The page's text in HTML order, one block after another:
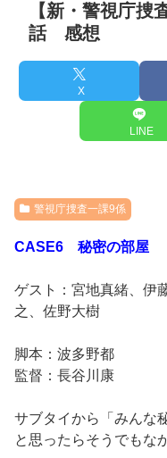
【新・警視庁
話 感想
X
LINE
警視庁捜査一課9係
CASE6 秘密の部屋
ゲスト：宮地真緒、伊
之、佐野大樹
脚本：波多野都
監督：長谷川康
サブタイから「みんな
と思ったらそうでもな